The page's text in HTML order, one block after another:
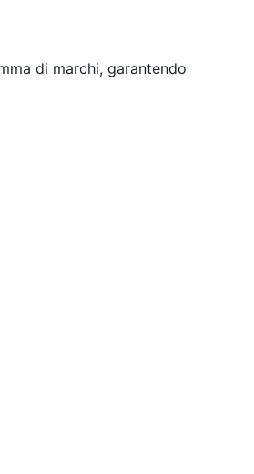
di marchi, garantendo